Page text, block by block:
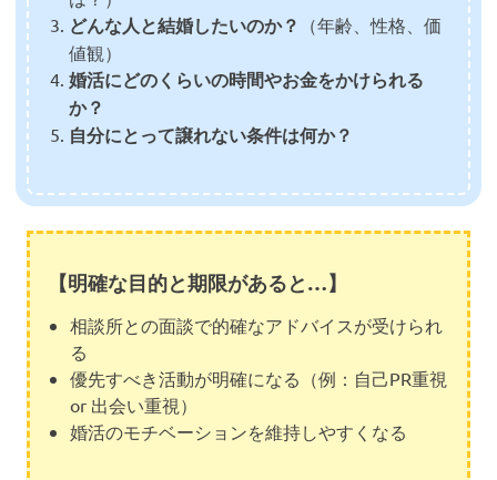
どんな人と結婚したいのか？
（年齢、性格、価
値観）
婚活にどのくらいの時間やお金をかけられる
か？
自分にとって譲れない条件は何か？
【明確な目的と期限があると…】
相談所との面談で的確なアドバイスが受けられ
る
優先すべき活動が明確になる（例：自己PR重視
or 出会い重視）
婚活のモチベーションを維持しやすくなる